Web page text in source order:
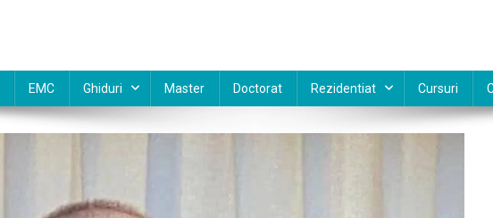
EMC Ghiduri Master Doctorat Rezidentiat Cursuri